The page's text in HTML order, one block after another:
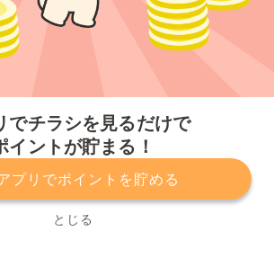
でチラシを見るだけで
イントが貯まる！
プリでポイントを貯める
とじる
ーポリシー 利用規約
運営会社
てのお問い合わせ